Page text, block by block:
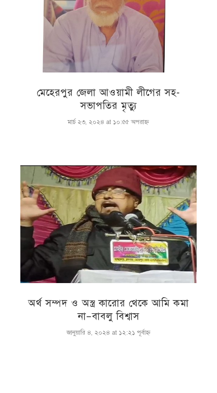
মেহেরপুর জেলা আওয়ামী লীগের সহ-
সভাপতির মৃত্যু
মার্চ ২৩, ২০২৪ at ১০:৫৫ অপরাহ্ণ
অর্থ সম্পদ ও অস্ত্র কারোর থেকে আমি কমা
না–বাবলু বিশ্বাস
জানুয়ারি ৪, ২০২৪ at ১২:২১ পূর্বাহ্ণ